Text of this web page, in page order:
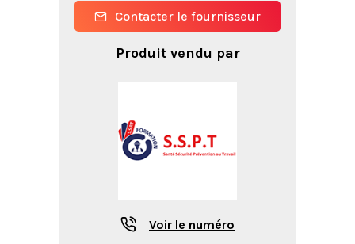
Contacter le fournisseur
Produit vendu par
Voir le numéro